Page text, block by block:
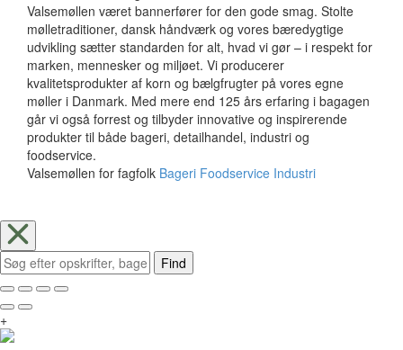
Valsemøllen været bannerfører for den gode smag. Stolte
mølletraditioner, dansk håndværk og vores bæredygtige
udvikling sætter standarden for alt, hvad vi gør – i respekt for
marken, mennesker og miljøet. Vi producerer
kvalitetsprodukter af korn og bælgfrugter på vores egne
møller i Danmark. Med mere end 125 års erfaring i bagagen
går vi også forrest og tilbyder innovative og inspirerende
produkter til både bageri, detailhandel, industri og
foodservice.
Valsemøllen for fagfolk Bageri Foodservice Industri
Find
+